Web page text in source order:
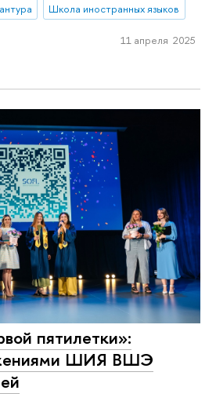
Школа иностранных языков
11 апреля 2025
пятилетки»:
ШИЯ ВШЭ